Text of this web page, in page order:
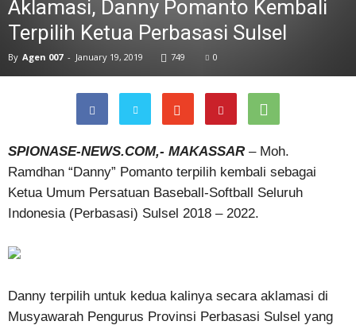
Aklamasi, Danny Pomanto Kembali
Terpilih Ketua Perbasasi Sulsel
By Agen 007 - January 19, 2019 749 0
SPIONASE-NEWS.COM,- MAKASSAR – Moh.
Ramdhan “Danny” Pomanto terpilih kembali sebagai
Ketua Umum Persatuan Baseball-Softball Seluruh
Indonesia (Perbasasi) Sulsel 2018 – 2022.
Danny terpilih untuk kedua kalinya secara aklamasi di
Musyawarah Pengurus Provinsi Perbasasi Sulsel yang